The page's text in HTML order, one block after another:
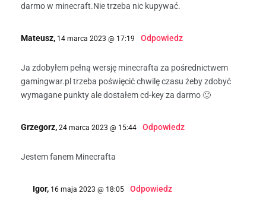
darmo w minecraft.Nie trzeba nic kupywać.
Mateusz, 14 marca 2023 @ 17:19 Odpowiedz
Ja zdobyłem pełną wersję minecrafta za pośrednictwem
gamingwar.pl trzeba poświęcić chwilę czasu żeby zdobyć
wymagane punkty ale dostałem cd-key za darmo 🙂
Grzegorz, 24 marca 2023 @ 15:44 Odpowiedz
Jestem fanem Minecrafta
Igor, 16 maja 2023 @ 18:05 Odpowiedz